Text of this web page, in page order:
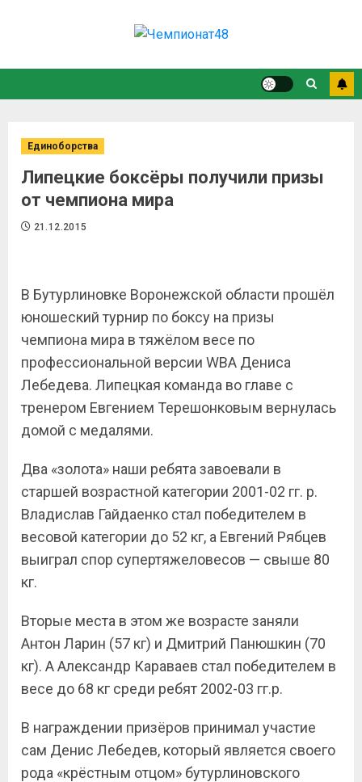
Единоборства
Липецкие боксёры получили призы
от чемпиона мира
21.12.2015
В Бутурлиновке Воронежской области прошёл
юношеский турнир по боксу на призы
чемпиона мира в тяжёлом весе по
профессиональной версии WBA Дениса
Лебедева. Липецкая команда во главе с
тренером Евгением Терешонковым вернулась
домой с медалями.
Два «золота» наши ребята завоевали в
старшей возрастной категории 2001-02 гг. р.
Владислав Гайдаенко стал победителем в
весовой категории до 52 кг, а Евгений Рябцев
выиграл спор супертяжеловесов — свыше 80
кг.
Вторые места в этом же возрасте заняли
Антон Ларин (57 кг) и Дмитрий Панюшкин (70
кг). А Александр Караваев стал победителем в
весе до 68 кг среди ребят 2002-03 гг.р.
В награждении призёров принимал участие
сам Денис Лебедев, который является своего
рода «крёстным отцом» бутурлиновского